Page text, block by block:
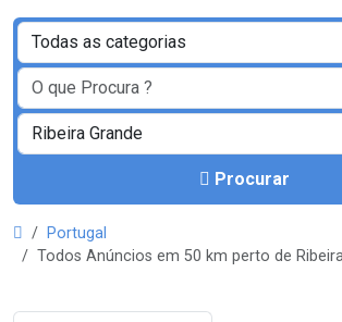
Procurar
Portugal
Todos Anúncios em 50 km perto de